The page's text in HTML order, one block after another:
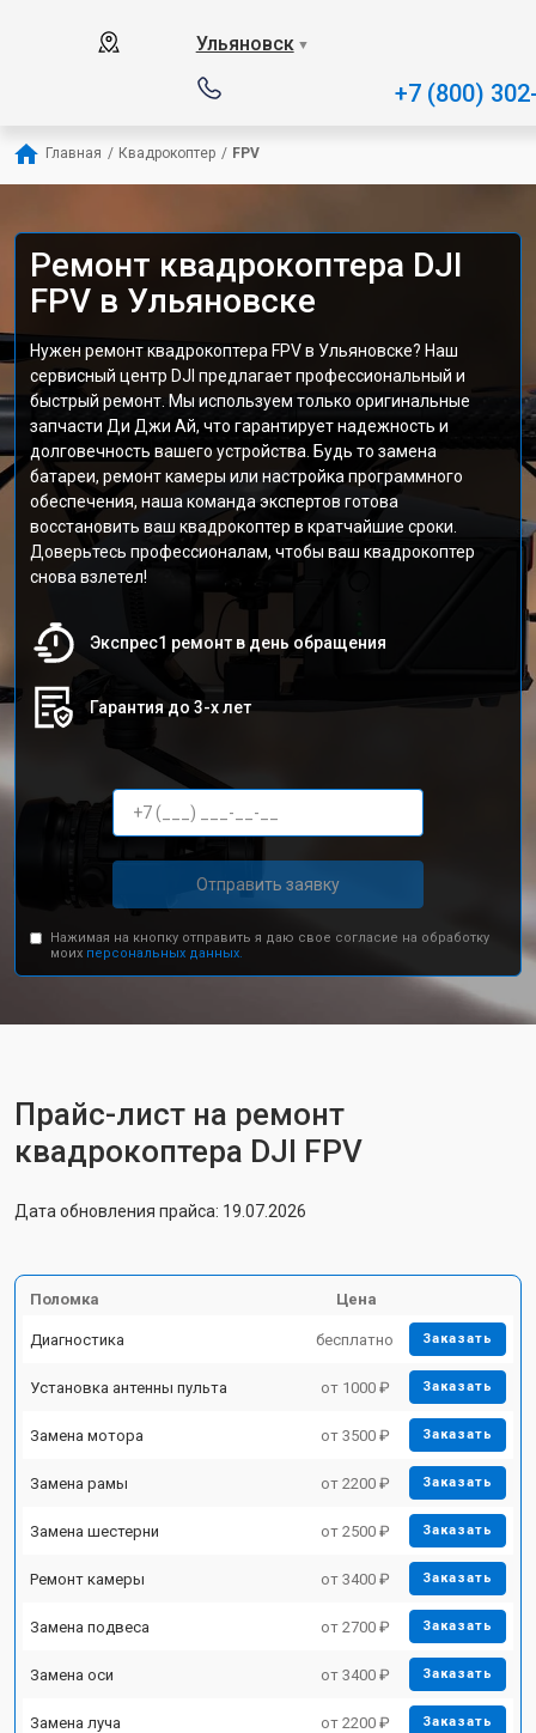
Ульяновск ▼
+7 (800)
Главная / Квадрокоптер / FPV
Ремонт квадрокоптера DJI
FPV в Ульяновске
Нужен ремонт квадрокоптера FPV в Ульяновске? Наш
сервисный центр DJI предлагает профессиональный и
быстрый ремонт. Мы используем только оригинальные
запчасти Ди Джи Ай, что гарантирует надежность и
долговечность вашего устройства. Будь то замена
батареи, ремонт камеры или настройка программного
обеспечения, наша команда экспертов готова
восстановить ваш квадрокоптер в кратчайшие сроки.
Доверьтесь профессионалам, чтобы ваш квадрокоптер
снова взлетел!
Экспрес1 ремонт в день обращения
Гарантия до 3-х лет
Отправить заявку
Нажимая на кнопку отправить я даю свое согласие на обработку
моих персональных данных.
Прайс-лист на ремонт
квадрокоптера DJI FPV
Дата обновления прайса: 19.07.2026
Поломка Цена
Диагностика бесплатно Заказать
Установка антенны пульта от 1000 ₽ Заказать
Замена мотора от 3500 ₽ Заказать
Замена рамы от 2200 ₽ Заказать
Замена шестерни от 2500 ₽ Заказать
Ремонт камеры от 3400 ₽ Заказать
Замена подвеса от 2700 ₽ Заказать
Замена оси от 3400 ₽ Заказать
Замена луча от 2200 ₽ Заказать